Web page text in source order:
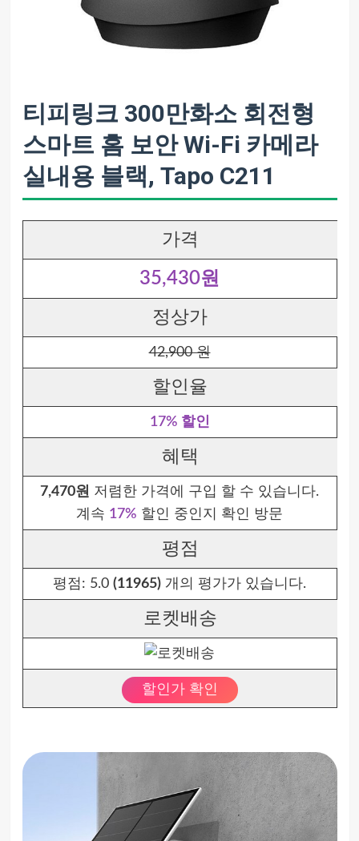
티피링크 300만화소 회전형
스마트 홈 보안 Wi-Fi 카메라
실내용 블랙, Tapo C211
가격
35,430원
정상가
42,900 원
할인율
17% 할인
혜택
7,470원 저렴한 가격에 구입 할 수 있습니다.
계속 17% 할인 중인지 확인 방문
평점
평점: 5.0 (11965) 개의 평가가 있습니다.
로켓배송
할인가 확인